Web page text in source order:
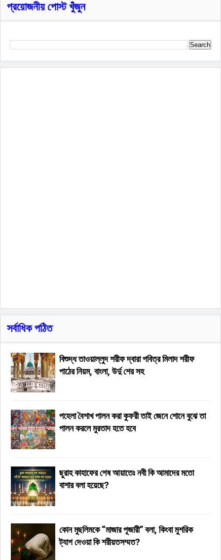
প্রয়োজনীয় পোস্ট খুঁজুন
সর্বাধিক পঠিত
বিশুদ্ধ তাওয়াল্লুদ শরীফ দ্বারা পবিত্র মিলাদ শরীফ
পাঠের নিয়ম, বাংলা, উর্দু শের সহ
পহেলা বৈশাখ পালন করা কুফরী তাই জেনে শোনে বুঝে তা
পালন করলে মুরতাদ হতে হবে
ছুরাহ কাহাফের শেষ আয়াতেঃ নবী কি আমাদের মতো
বাশার বলা হয়েছে?
কোন মুছলিমকে “মাজার পূজারী” বলা, কিংবা মুশরিক
ট্যাগ দেওয়া কি শরীয়তসম্মত?